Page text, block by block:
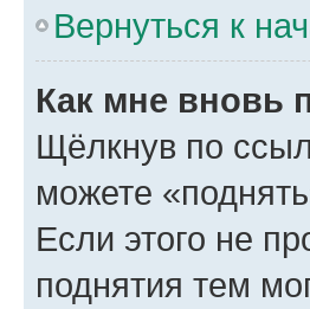
Вернуться к
Как мне вновь
Щёлкнув по
можете
Если этого не
поднятия тем